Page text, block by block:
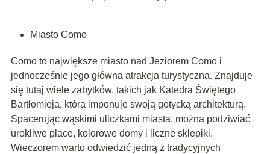
Miasto Como
Como to największe miasto nad Jeziorem Como i
jednocześnie jego główna atrakcja turystyczna. Znajduje
się tutaj wiele zabytków, takich jak Katedra Świętego
Bartłomieja, która imponuje swoją gotycką architekturą.
Spacerując wąskimi uliczkami miasta, można podziwiać
urokliwe place, kolorowe domy i liczne sklepiki.
Wieczorem warto odwiedzić jedną z tradycyjnych